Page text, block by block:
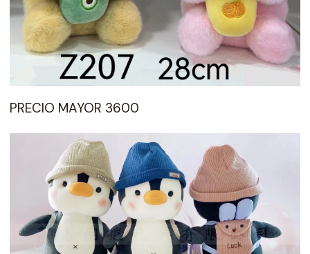
PRECIO MAYOR 3600